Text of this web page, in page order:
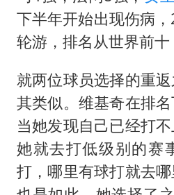
下半年开始出现伤病
轮游，排名从世界前十
就两位球员选择的重
其类似。维基奇在排
当她发现自己已经打
她就去打低级别的赛
打，哪里有球打就去